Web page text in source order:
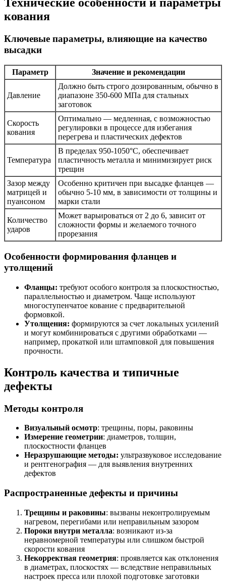
кования
Ключевые параметры, влияющие на качество
высадки
Параметр Значение и рекомендации
Давление
Должно быть строго дозированным, обычно в
диапазоне 350-600 МПа для стальных
заготовок
Скорость
кования
Оптимально — медленная, с возможностью
регулировки в процессе для избегания
перегрева и пластических дефектов
Температура
В пределах 950-1050°C, обеспечивает
пластичность металла и минимизирует риск
трещин
Зазор между
матрицей и
пуансоном
Особенно критичен при высадке фланцев —
обычно 5-10 мм, в зависимости от толщины и
марки стали
Количество
ударов
Может варьироваться от 2 до 6, зависит от
сложности формы и желаемого точного
прорезания
Особенности формирования фланцев и
утолщений
Фланцы: требуют особого контроля за плоскостностью,
параллельностью и диаметром. Чаще используют
многоступенчатое кование с предварительной
формовкой.
Утолщения: формируются за счет локальных усилений
и могут комбинироваться с другими обработками —
например, прокаткой или штамповкой для повышения
прочности.
Контроль качества и типичные
дефекты
Методы контроля
Визуальный осмотр: трещины, поры, раковины
Измерение геометрии: диаметров, толщин,
плоскостности фланцев
Неразрушающие методы: ультразвуковое исследование
и рентгенография — для выявления внутренних
дефектов
Распространенные дефекты и причины
Трещины и раковины: вызваны неконтролируемым
нагревом, перегибами или неправильным зазором
Пороки внутри металла: возникают из-за
неравномерной температуры или слишком быстрой
скорости кования
Некорректная геометрия: проявляется как отклонения
в диаметрах, плоскостях — вследствие неправильных
настроек пресса или плохой подготовке заготовки